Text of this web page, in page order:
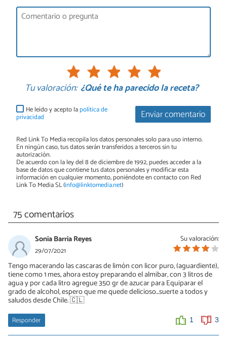
Tu valoración: ¿Qué te ha parecido la receta?
Enviar comentario
He leído y acepto lapolítica de
privacidad
Red Link To Media recopila los datos personales solo para uso interno.
En ningún caso, tus datos serán transferidos a terceros sin tu
autorización.
De acuerdo con la ley del 8 de diciembre de 1992, puedes acceder a la
base de datos que contiene tus datos personales y modificar esta
información en cualquier momento, poniéndote en contacto con Red
Link To Media SL (info@linktomedia.net)
75 comentarios
Su valoración:
Sonia Barria Reyes
29/07/2021
Tengo macerando las cascaras de limón con licor puro, (aguardiente),
tiene como 1 mes, ahora estoy preparando el almibar, con 3 litros de
agua y por cada litro agregue 350 gr de azucar para Equiparar el
grado de alcohol, espero que me quede delicioso...suerte a todos y
saludos desde Chile. 🇨🇱
Responder 1 3